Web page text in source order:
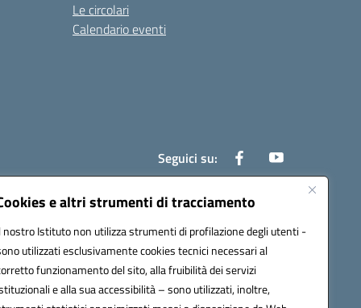
e altri strumenti di tracciamento
nostro Istituto non utilizza strumenti di profilazione degli utenti -
utilizzati esclusivamente cookies tecnici necessari al
funzionamento del sito, alla fruibilità dei servizi
e alla sua accessibilità – sono utilizzati, inoltre,
Le circolari
Calendario eventi
Seguici su: